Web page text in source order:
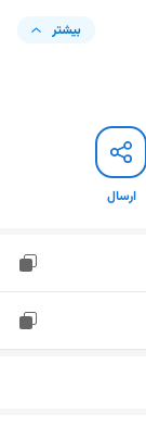
بیشتر
ارسال